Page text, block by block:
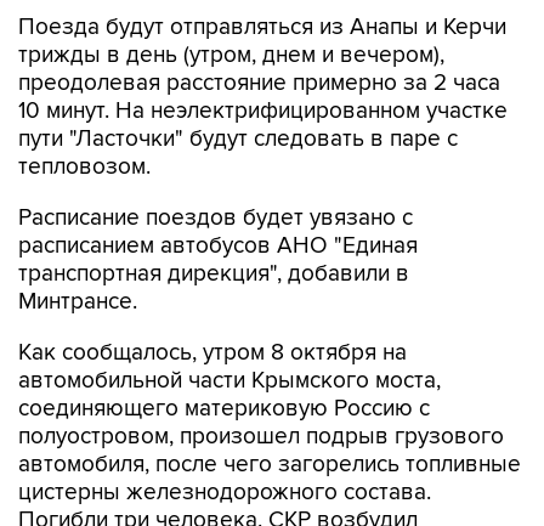
Поезда будут отправляться из Анапы и Керчи
трижды в день (утром, днем и вечером),
преодолевая расстояние примерно за 2 часа
10 минут. На неэлектрифицированном участке
пути "Ласточки" будут следовать в паре с
тепловозом.
Расписание поездов будет увязано с
расписанием автобусов АНО "Единая
транспортная дирекция", добавили в
Минтрансе.
Как сообщалось, утром 8 октября на
автомобильной части Крымского моста,
соединяющего материковую Россию с
полуостровом, произошел подрыв грузового
автомобиля, после чего загорелись топливные
цистерны железнодорожного состава.